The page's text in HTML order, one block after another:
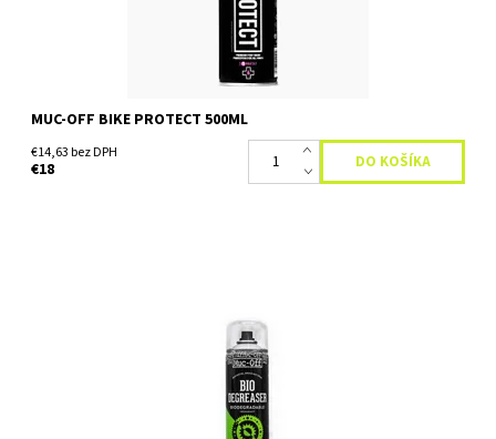
MUC-OFF BIKE PROTECT 500ML
€14,63 bez DPH
€18
Tvrdý na mastnotu a špinu, šetrný k životnému prostrediu. Náš
biologicky odbúrateľný odmasťovač sa zbaví akejkoľvek
nepríjemnej mastnoty na akomkoľvek type povrchu. Muc-Off De...